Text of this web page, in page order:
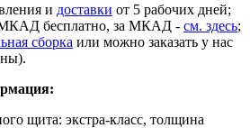
и доставки от 5 рабочих дней;
МКАД бесплатно, за МКАД - см. здесь;
сборка или можно заказать у нас
щита: экстра-класс, толщина